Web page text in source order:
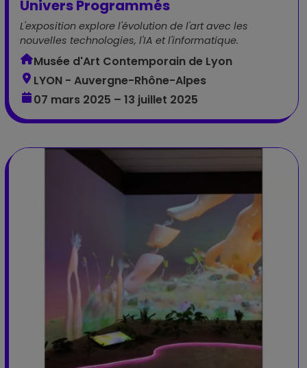
Univers Programmés
L'exposition explore l'évolution de l'art avec les
nouvelles technologies, l'IA et l'informatique.
Musée d'Art Contemporain de Lyon
LYON - Auvergne-Rhône-Alpes
07 mars 2025 – 13 juillet 2025